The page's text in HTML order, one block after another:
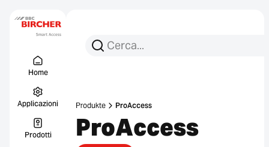
Home
Applicazioni
Prodotti
Cerca per:
Ricerca
Produkte ProAccess
ProAccess